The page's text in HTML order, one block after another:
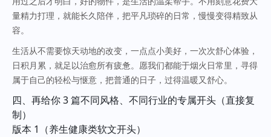
量精力打理，就能长久陪伴，把平凡琐碎的日常，慢慢变得精致从
容。
生活从不需要惊天动地的改变，一点点小美好，一次次舒心体验，
日积月累，就足以治愈所有疲惫。愿我们都能于烟火日常里，寻得
属于自己的轻松与惬意，把普通的日子，过得温暖又舒心。
四、再给你 3 篇不同风格、不同行业的专属开头（直接复
制）
版本 1（养生健康类软文开头）